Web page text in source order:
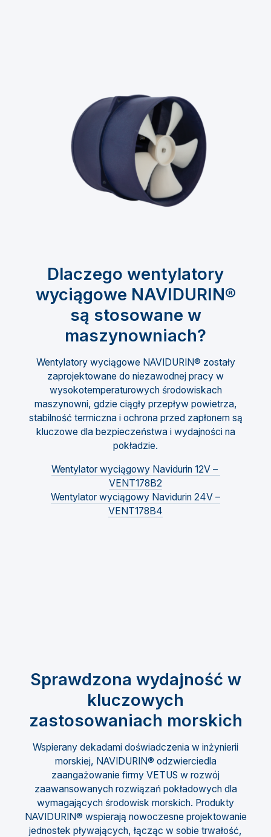
Dlaczego wentylatory
wyciągowe NAVIDURIN®
są stosowane w
maszynowniach?
Wentylatory wyciągowe NAVIDURIN® zostały
zaprojektowane do niezawodnej pracy w
wysokotemperaturowych środowiskach
maszynowni, gdzie ciągły przepływ powietrza,
stabilność termiczna i ochrona przed zapłonem są
kluczowe dla bezpieczeństwa i wydajności na
pokładzie.
Wentylator wyciągowy Navidurin 12V –
VENT178B2
Wentylator wyciągowy Navidurin 24V –
VENT178B4
Sprawdzona wydajność w
kluczowych
zastosowaniach morskich
Wspierany dekadami doświadczenia w inżynierii
morskiej, NAVIDURIN® odzwierciedla
zaangażowanie firmy VETUS w rozwój
zaawansowanych rozwiązań pokładowych dla
wymagających środowisk morskich. Produkty
NAVIDURIN® wspierają nowoczesne projektowanie
jednostek pływających, łącząc w sobie trwałość,